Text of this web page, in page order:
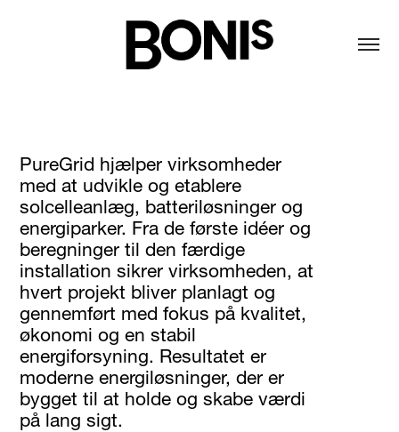
PureGrid hjælper virksomheder
med at udvikle og etablere
solcelleanlæg, batteriløsninger og
energiparker. Fra de første idéer og
beregninger til den færdige
installation sikrer virksomheden, at
hvert projekt bliver planlagt og
gennemført med fokus på kvalitet,
økonomi og en stabil
energiforsyning. Resultatet er
moderne energiløsninger, der er
bygget til at holde og skabe værdi
på lang sigt.